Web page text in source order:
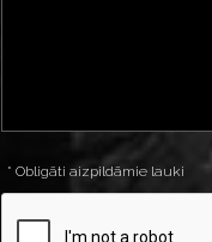
* Obligāti aizpildāmie lauki